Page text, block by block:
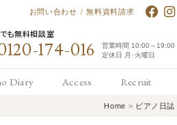
お問い合わせ / 無料資料請求
も無料相談室
174-016
営業時間 10:00～19:00
定休日 月･火曜日
Diary Access Recruit
求人情報
Home > ピアノ日誌